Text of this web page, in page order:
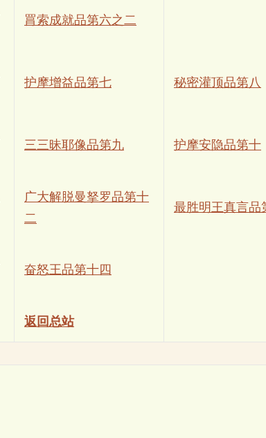
罥索成就品第六之二
护摩增益品第七 秘密灌顶品第八
三三昧耶像品第九 护摩安隐品第十
广大解脱曼拏罗品第十
二
最胜明王真言品
奋怒王品第十四
返回总站